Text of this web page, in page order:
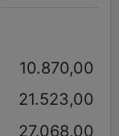
10.870,00
21.523,00
27.068,00